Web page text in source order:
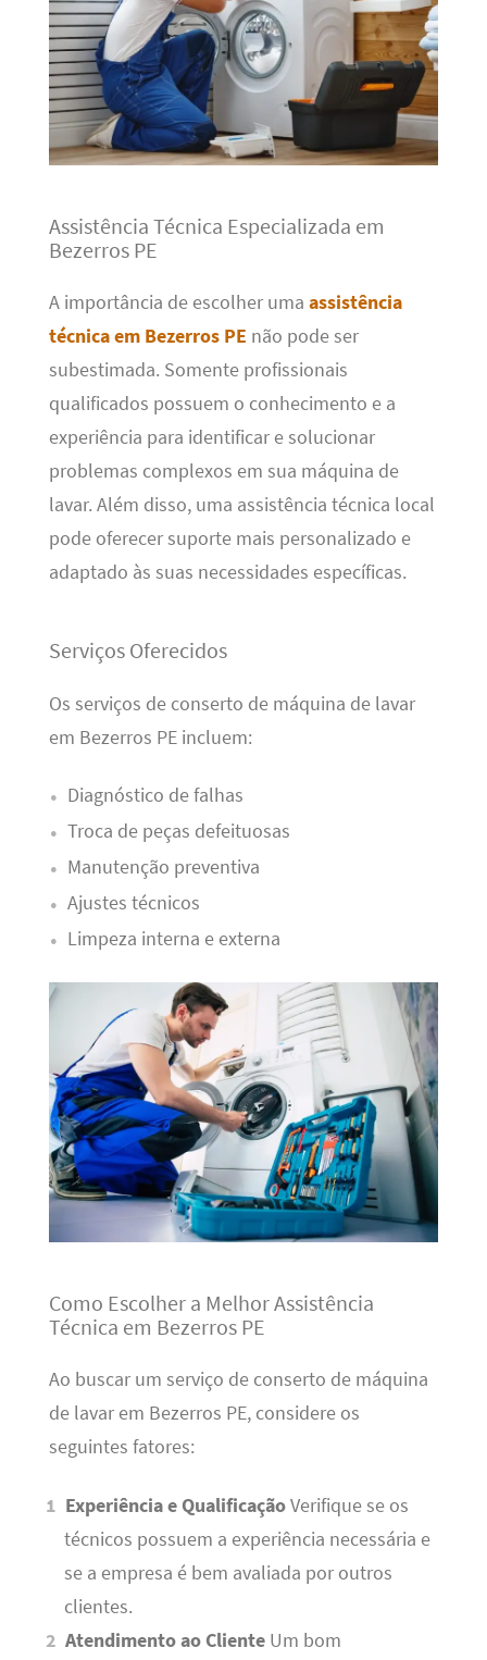
Assistência Técnica Especializada em
Bezerros PE
A importância de escolher uma assistência
técnica em Bezerros PE não pode ser
subestimada. Somente profissionais
qualificados possuem o conhecimento e a
experiência para identificar e solucionar
problemas complexos em sua máquina de
lavar. Além disso, uma assistência técnica local
pode oferecer suporte mais personalizado e
adaptado às suas necessidades específicas.
Serviços Oferecidos
Os serviços de conserto de máquina de lavar
em Bezerros PE incluem:
Diagnóstico de falhas
Troca de peças defeituosas
Manutenção preventiva
Ajustes técnicos
Limpeza interna e externa
Como Escolher a Melhor Assistência
Técnica em Bezerros PE
Ao buscar um serviço de conserto de máquina
de lavar em Bezerros PE, considere os
seguintes fatores:
Experiência e QualificaçãoVerifique se os
técnicos possuem a experiência necessária e
se a empresa é bem avaliada por outros
clientes.
Atendimento ao Cliente Um bom